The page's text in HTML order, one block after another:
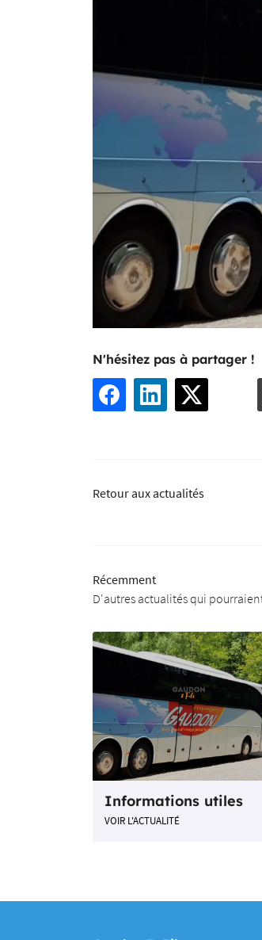
N'hésitez pas à partager !
Retour aux actualités
Récemment
D'autres actualités qui
Informations utiles
VOIR L'ACTUALITÉ